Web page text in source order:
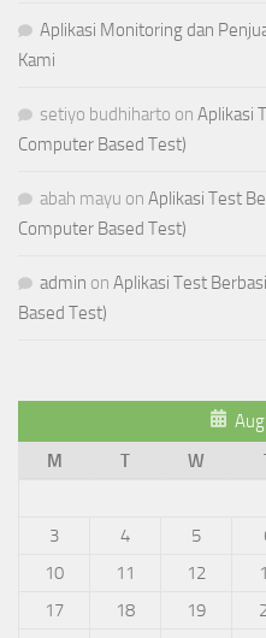
Aplikasi Monitoring dan
Kami
setiyo budhiharto on Aplikasi
Computer Based Test)
abah mayu on Aplikasi Test
Computer Based Test)
admin on Aplikasi Test
Based Test)
M
T W
3
4 5
10
11 12
17
18 19